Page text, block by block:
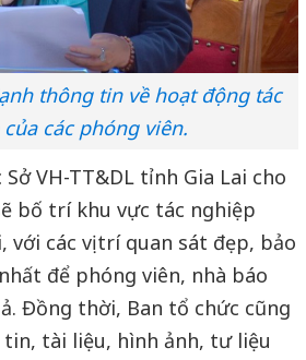
thông tin về hoạt động tác
các phóng viên.
VH-TT&DL tỉnh Gia Lai cho
bố trí khu vực tác nghiệp
với các vị trí quan sát đẹp, bảo
để phóng viên, nhà báo
Đồng thời, Ban tổ chức cũng
tài liệu, hình ảnh, tư liệu